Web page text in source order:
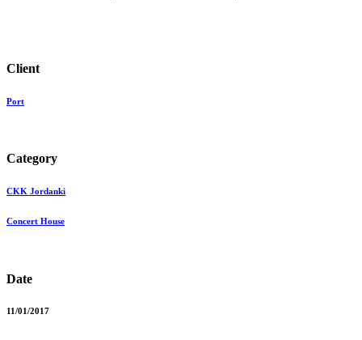
Client
Port
Category
CKK Jordanki
Concert House
Date
11/01/2017